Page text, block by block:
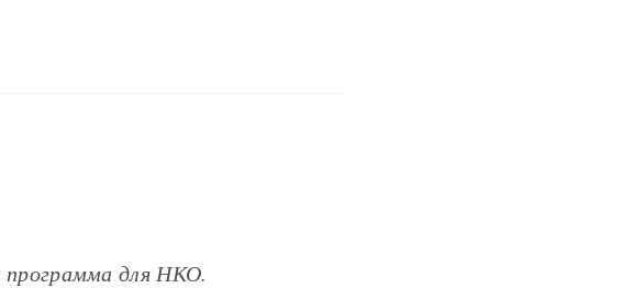
программа для НКО.